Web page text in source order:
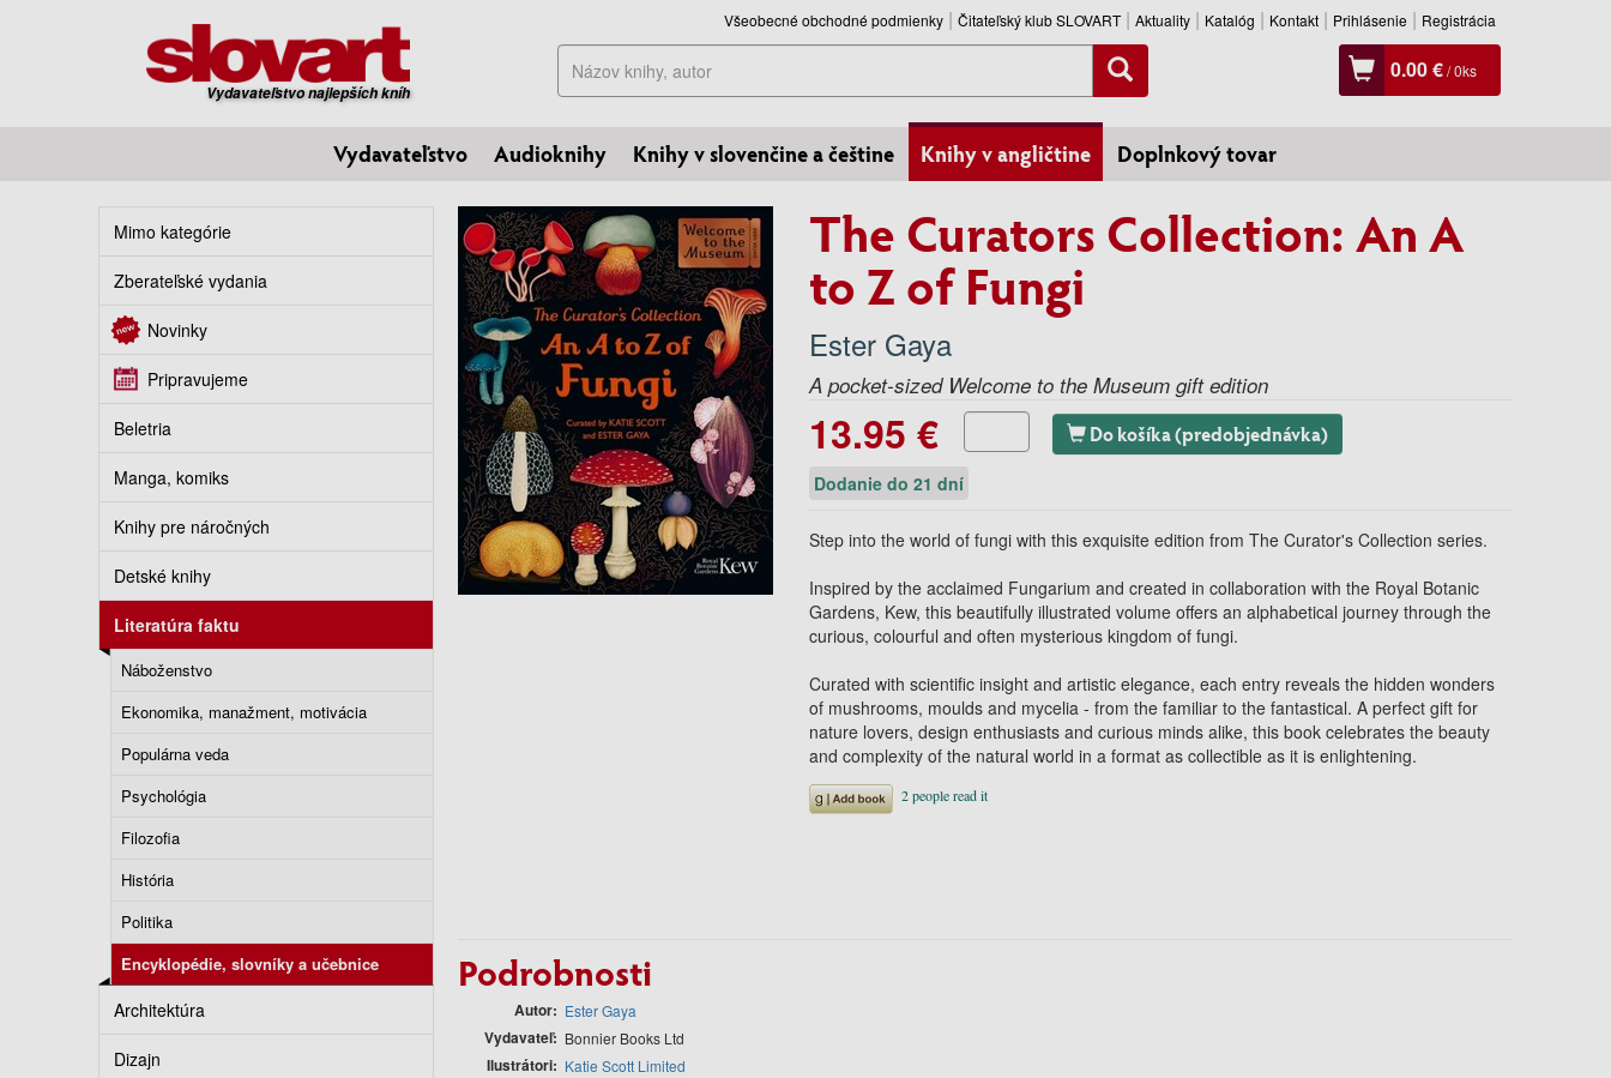
Vydavateľstvo najlepších kníh
Všeobecné obchodné podmienky Čitateľský klub SLOVART Aktuality Katalóg Kontakt Prihlásenie Registrácia
Hľadať 0.00 €/0ks
Vydavateľstvo Audioknihy Knihy v slovenčine a češtine Knihy v angličtine Doplnkový tovar
Mimo kategórie
Zberateľské vydania
Novinky
Pripravujeme
Beletria
Manga, komiks
Knihy pre náročných
Detské knihy
Literatúra faktu
Náboženstvo
Ekonomika, manažment, motivácia
Populárna veda
Psychológia
Filozofia
História
Politika
Encyklopédie, slovníky a učebnice
Architektúra
Dizajn
The Curators Collection: An A
to Z of Fungi
Ester Gaya
A pocket-sized Welcome to the Museum gift edition
13.95 € Do košíka (predobjednávka)
Dodanie do 21 dní
Step into the world of fungi with this exquisite edition from The Curator's Collection series.
Inspired by the acclaimed Fungarium and created in collaboration with the Royal Botanic
Gardens, Kew, this beautifully illustrated volume offers an alphabetical journey through the
curious, colourful and often mysterious kingdom of fungi.
Curated with scientific insight and artistic elegance, each entry reveals the hidden wonders
of mushrooms, moulds and mycelia - from the familiar to the fantastical. A perfect gift for
nature lovers, design enthusiasts and curious minds alike, this book celebrates the beauty
and complexity of the natural world in a format as collectible as it is enlightening.
Podrobnosti
Autor Ester Gaya
Vydavateľ Bonnier Books Ltd
Ilustrátori Katie Scott Limited